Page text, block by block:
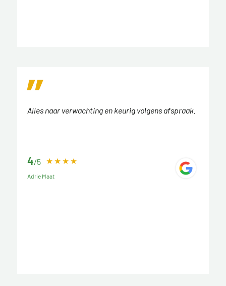
Alles naar verwachting en keurig volgens afspraak.
4/5
Adrie Maat